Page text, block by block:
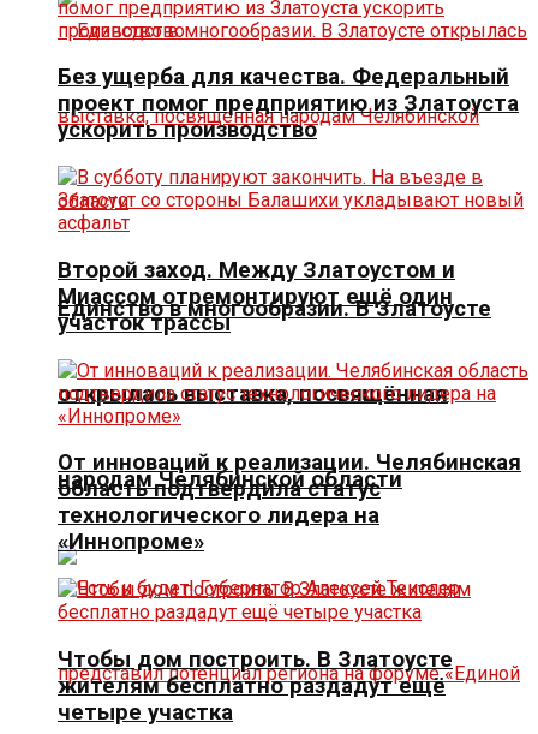
Единство в многообразии. В Златоусте
открылась выставка, посвящённая
народам Челябинской области
Без ущерба для качества. Федеральный
проект помог предприятию из Златоуста
ускорить производство
Второй заход. Между Златоустом и
Миассом отремонтируют ещё один
участок трассы
От инноваций к реализации. Челябинская
область подтвердила статус
технологического лидера на
«Иннопроме»
Чтобы дом построить. В Златоусте
жителям бесплатно раздадут ещё
четыре участка